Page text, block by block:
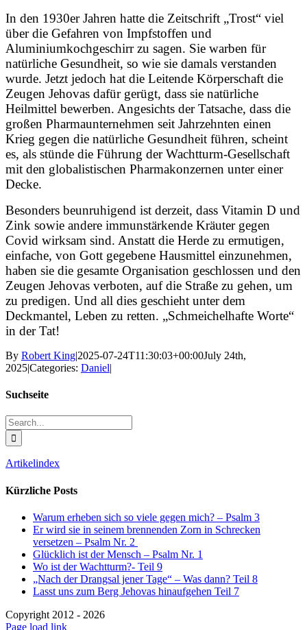
In den 1930er Jahren hatte die Zeitschrift „Trost“ viel
über die Gefahren von Impfstoffen und
Aluminiumkochgeschirr zu sagen. Sie warben für
natürliche Gesundheit, so wie sie damals verstanden
wurde. Jetzt jedoch hat die Leitende Körperschaft die
Zeugen Jehovas dafür gerügt, dass sie natürliche
Heilmittel bewerben. Angesichts der Tatsache, dass die
großen Pharmaunternehmen seit Jahrzehnten einen
Krieg gegen die natürliche Gesundheit führen, scheint
es, als stünde die Führung der Wachtturm-Gesellschaft
mit den globalistischen Pharmakonzernen unter einer
Decke.
Besonders beunruhigend ist derzeit, dass Vitamin D und
Zink sowie andere immunstärkende Kräuter gegen
Covid wirksam sind. Anstatt die Herde zu ermutigen,
einfache, von Gott gegebene Hausmittel einzunehmen,
haben sie die gesamte Organisation geschlossen und den
Zeugen Jehovas verboten, auf die Straße zu gehen, um
zu predigen. Und all dies geschieht unter dem
Deckmantel, Leben zu retten. „Schmeichelhafte Worte“
in der Tat!
By Robert King|2025-07-24T11:30:03+00:00July 24th,
2025|Categories: Daniel|
Suchseite
Search
for:
Artikelindex
Kürzliche Posts
Warum erheben sich so viele gegen mich? – Psalm 3
Er wird sie in seinem brennenden Zorn in Schrecken
versetzen – Psalm Nr. 2
Glücklich ist der Mensch – Psalm Nr. 1
Wo ist der Wachtturm?- Teil 9
„Nach der Drangsal jener Tage“ – Was dann? Teil 8
Lasst uns zum Berg Jehovas hinaufgehen Teil 7
Copyright 2012 - 2026
Facebook
X
Instagram
Pinterest
Page load link